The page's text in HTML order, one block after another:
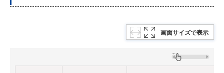
画面サイズで表示